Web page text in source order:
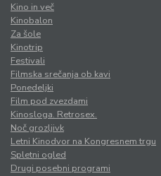
Kino in več
Kinobalon
Za šole
Kinotrip
Festivali
Filmska srečanja ob kavi
Ponedeljki
Film pod zvezdami
Kinosloga. Retrosex.
Noč grozljivk
Letni Kinodvor na Kongresnem trgu
Spletni ogled
Drugi posebni programi